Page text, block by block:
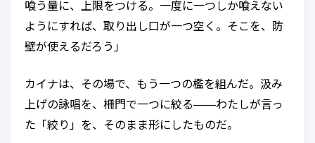
喰う量に、上限をつける。一度に一つしか喰えない
ようにすれば、取り出し口が一つ空く。そこを、防
壁が使えるだろう」
カイナは、その場で、もう一つの檻を組んだ。汲み
上げの詠唱を、柵門で一つに絞る——わたしが言っ
た「絞り」を、そのまま形にしたものだ。